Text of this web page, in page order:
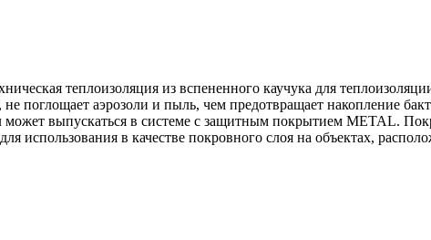
теплоизоляция из вспененного каучука для
не поглощает аэрозоли и пыль, чем предотвращает накопление
выпускаться в системе c защитным покрытием METAL.
использования в качестве покровного слоя на объектах,